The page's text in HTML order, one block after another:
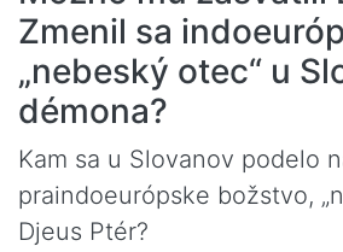
Zmenil sa
„nebeský otec“ u
démona?
Kam sa u Slovanov podelo
praindoeurópske božstvo,
Djeus Ptér?